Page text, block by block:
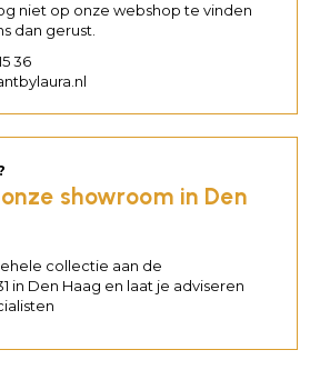
niet op onze webshop te vinden
dan gerust.
36
showroom in Den
collectie aan de
in Den Haag en laat je adviseren